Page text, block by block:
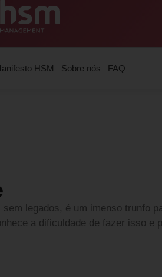
HSM Sobre nós FAQ
legados, é um imenso trunfo
a dificuldade de fazer isso e